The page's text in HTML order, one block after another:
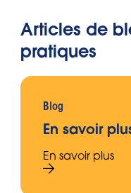
Articles de
pratiques
Blog
En savoir
En savoir plus